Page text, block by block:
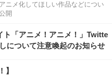
ニメ化してほしい作品などについ
開
ト「アニメ！アニメ！」Twitte
について注意喚起のお知らせ
】